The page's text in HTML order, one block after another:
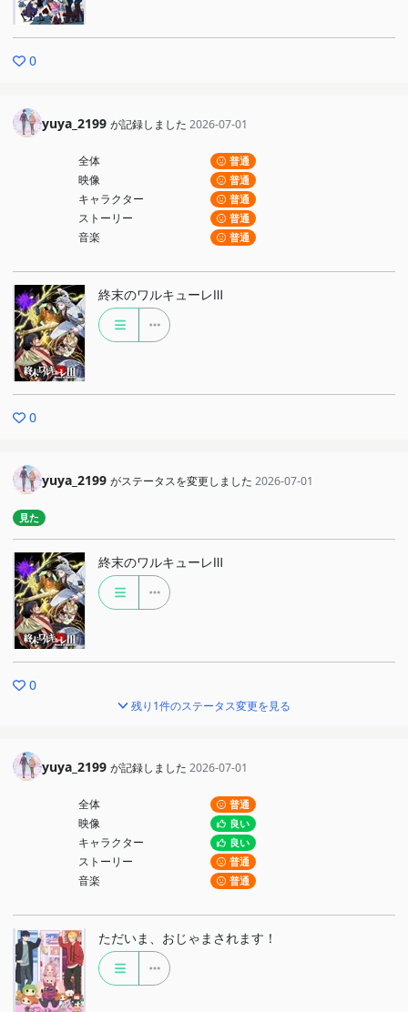
0
yuya_2199 が記録しました 2026-07-01
全体 普通
映像 普通
キャラクター 普通
ストーリー 普通
音楽 普通
終末のワルキューレⅢ
0
yuya_2199 がステータスを変更しました 2026-07-01
見た
終末のワルキューレⅢ
0
残り1件のステータス変更を見る
yuya_2199 が記録しました 2026-07-01
全体 普通
映像 良い
キャラクター 良い
ストーリー 普通
音楽 普通
ただいま、おじゃまされます！